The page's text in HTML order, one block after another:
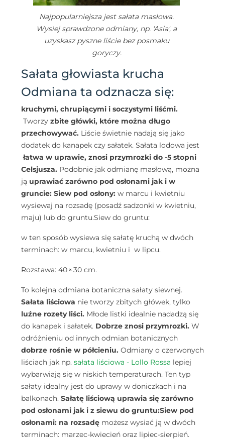
Najpopularniejsza jest sałata masłowa.
Wysiej sprawdzone odmiany, np. 'Asia', a
uzyskasz pyszne liście bez posmaku
goryczy.
Sałata głowiasta krucha
Odmiana ta odznacza się:
kruchymi, chrupiącymi i soczystymi liśćmi.
Tworzy zbite główki, które można długo
przechowywać. Liście świetnie nadają się jako
dodatek do kanapek czy sałatek. Sałata lodowa jest
łatwa w uprawie, znosi przymrozki do -5 stopni
Celsjusza. Podobnie jak odmianę masłową, można
ją uprawiać zarówno pod osłonami jak i w
gruncie: Siew pod osłony: w marcu i kwietniu
wysiewaj na rozsadę (posadź sadzonki w kwietniu,
maju) lub do gruntu.Siew do gruntu:
w ten sposób wysiewa się sałatę kruchą w dwóch
terminach: w marcu, kwietniu i w lipcu.
Rozstawa: 40 × 30 cm.
To kolejna odmiana botaniczna sałaty siewnej.
Sałata liściowa nie tworzy zbitych główek, tylko
luźne rozety liści. Młode listki idealnie nadadzą się
do kanapek i sałatek. Dobrze znosi przymrozki. W
odróżnieniu od innych odmian botanicznych
dobrze rośnie w półcieniu. Odmiany o czerwonych
liściach jak np. sałata liściowa - Lollo Rossa lepiej
wybarwiają się w niskich temperaturach. Ten typ
sałaty idealny jest do uprawy w doniczkach i na
balkonach. Sałatę liściową uprawia się zarówno
pod osłonami jak i z siewu do gruntu:Siew pod
osłonami: na rozsadę możesz wysiać ją w dwóch
terminach: marzec-kwiecień oraz lipiec-sierpień.